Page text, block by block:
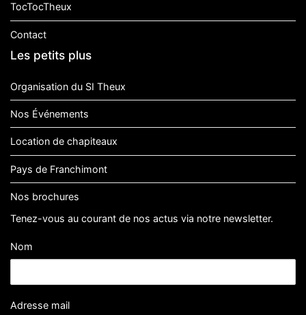
TocTocTheux
Contact
Les petits plus
Organisation du SI Theux
Nos Événements
Location de chapiteaux
Pays de Franchimont
Nos brochures
Tenez-vous au courant de nos actus via notre newsletter.
Nom
Adresse mail